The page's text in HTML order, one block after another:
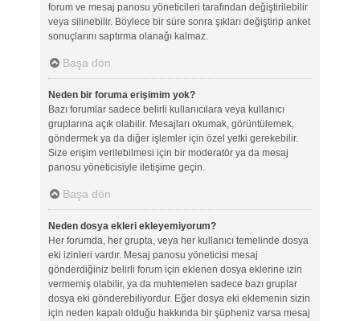
forum ve mesaj panosu yöneticileri tarafından değiştirilebilir
veya silinebilir. Böylece bir süre sonra şıkları değiştirip anket
sonuçlarını saptırma olanağı kalmaz.
Başa dön
Neden bir foruma erişimim yok?
Bazı forumlar sadece belirli kullanıcılara veya kullanıcı
gruplarına açık olabilir. Mesajları okumak, görüntülemek,
göndermek ya da diğer işlemler için özel yetki gerekebilir.
Size erişim verilebilmesi için bir moderatör ya da mesaj
panosu yöneticisiyle iletişime geçin.
Başa dön
Neden dosya ekleri ekleyemiyorum?
Her forumda, her grupta, veya her kullanıcı temelinde dosya
eki izinleri vardır. Mesaj panosu yöneticisi mesaj
gönderdiğiniz belirli forum için eklenen dosya eklerine izin
vermemiş olabilir, ya da muhtemelen sadece bazı gruplar
dosya eki gönderebiliyordur. Eğer dosya eki eklemenin sizin
için neden kapalı olduğu hakkında bir şüpheniz varsa mesaj